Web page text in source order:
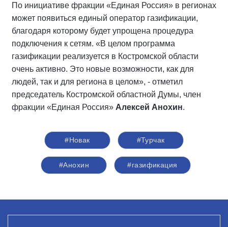
По инициативе фракции «Единая Россия» в регионах
может появиться единый оператор газификации,
благодаря которому будет упрощена процедура
подключения к сетям. «В целом программа
газификации реализуется в Костромской области
очень активно. Это новые возможности, как для
людей, так и для региона в целом», - отметил
председатель Костромской областной Думы, член
фракции «Единая Россия» Алексей Анохин.
#Новак #Турчак
#Анохин #газификация